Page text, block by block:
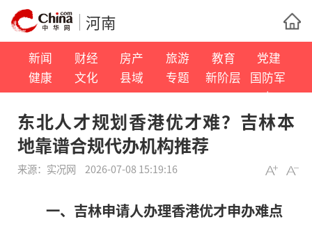
河南
新闻 财经 房产 旅游 教育
党建
健康
文化 县域 专题 新阶层
国防军
事
东北人才规划香港优才难？吉林本
地靠谱合规代办机构推荐
来源： 实况网 2026-07-08 15:19:16
一、吉林申请人办理香港优才申办难点